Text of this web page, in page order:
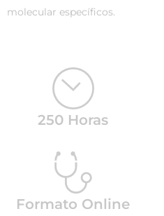
molecular específicos.
250 Horas
Formato Online